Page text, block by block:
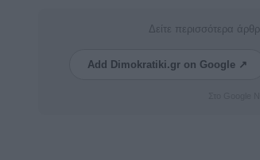
Δείτε περισσότερα
Add Dimokratiki.gr on Google ↗